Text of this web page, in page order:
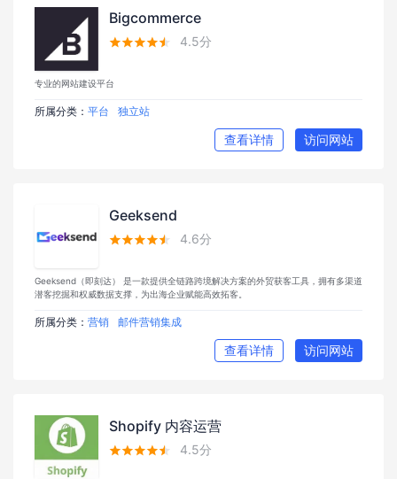
Bigcommerce
 4.5分
专业的网站建设平台
所属分类： 平台 独立站
查看详情 访问网站
Geeksend
 4.6分
Geeksend（即刻达） 是一款提供全链路跨境解决方案的外贸获客工具，拥有多渠道
潜客挖掘和权威数据支撑，为出海企业赋能高效拓客。
所属分类： 营销 邮件营销集成
查看详情 访问网站
Shopify 内容运营
 4.5分